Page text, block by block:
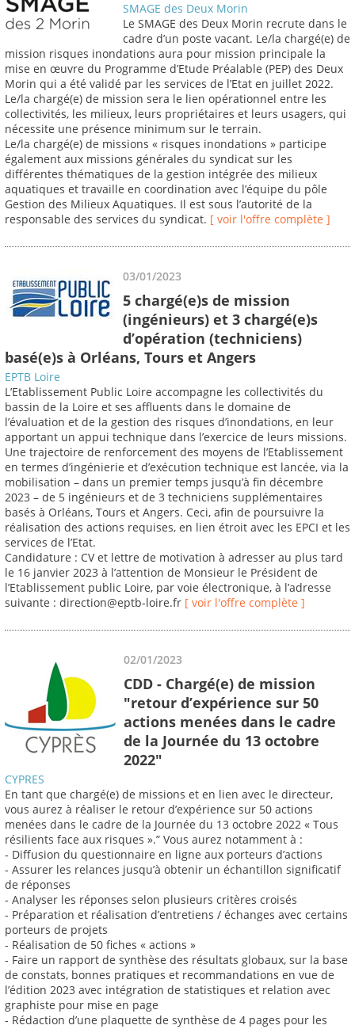
SMAGE des Deux Morin
Le SMAGE des Deux Morin recrute dans le
cadre d’un poste vacant. Le/la chargé(e) de
mission risques inondations aura pour mission principale la
mise en œuvre du Programme d’Etude Préalable (PEP) des Deux
Morin qui a été validé par les services de l’Etat en juillet 2022.
Le/la chargé(e) de mission sera le lien opérationnel entre les
collectivités, les milieux, leurs propriétaires et leurs usagers, qui
nécessite une présence minimum sur le terrain.
Le/la chargé(e) de missions « risques inondations » participe
également aux missions générales du syndicat sur les
différentes thématiques de la gestion intégrée des milieux
aquatiques et travaille en coordination avec l’équipe du pôle
Gestion des Milieux Aquatiques. Il est sous l’autorité de la
responsable des services du syndicat. [ voir l'offre complète ]
03/01/2023
5 chargé(e)s de mission
(ingénieurs) et 3 chargé(e)s
d’opération (techniciens)
basé(e)s à Orléans, Tours et Angers
EPTB Loire
L’Etablissement Public Loire accompagne les collectivités du
bassin de la Loire et ses affluents dans le domaine de
l’évaluation et de la gestion des risques d’inondations, en leur
apportant un appui technique dans l’exercice de leurs missions.
Une trajectoire de renforcement des moyens de l’Etablissement
en termes d’ingénierie et d’exécution technique est lancée, via la
mobilisation – dans un premier temps jusqu’à fin décembre
2023 – de 5 ingénieurs et de 3 techniciens supplémentaires
basés à Orléans, Tours et Angers. Ceci, afin de poursuivre la
réalisation des actions requises, en lien étroit avec les EPCI et les
services de l’Etat.
Candidature : CV et lettre de motivation à adresser au plus tard
le 16 janvier 2023 à l’attention de Monsieur le Président de
l’Etablissement public Loire, par voie électronique, à l’adresse
suivante : direction@eptb-loire.fr [ voir l'offre complète ]
02/01/2023
CDD - Chargé(e) de mission
"retour d’expérience sur 50
actions menées dans le cadre
de la Journée du 13 octobre
2022"
CYPRES
En tant que chargé(e) de missions et en lien avec le directeur,
vous aurez à réaliser le retour d’expérience sur 50 actions
menées dans le cadre de la Journée du 13 octobre 2022 « Tous
résilients face aux risques ».” Vous aurez notamment à :
- Diffusion du questionnaire en ligne aux porteurs d’actions
- Assurer les relances jusqu’à obtenir un échantillon significatif
de réponses
- Analyser les réponses selon plusieurs critères croisés
- Préparation et réalisation d’entretiens / échanges avec certains
porteurs de projets
- Réalisation de 50 fiches « actions »
- Faire un rapport de synthèse des résultats globaux, sur la base
de constats, bonnes pratiques et recommandations en vue de
l’édition 2023 avec intégration de statistiques et relation avec
graphiste pour mise en page
- Rédaction d’une plaquette de synthèse de 4 pages pour les